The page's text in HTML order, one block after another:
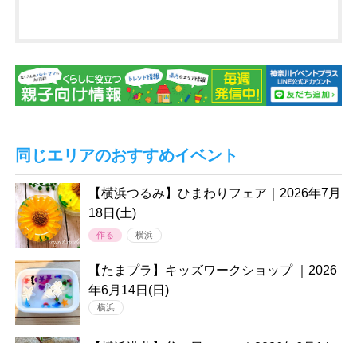
同じエリアのおすすめイベント
【横浜つるみ】ひまわりフェア｜2026年7月
18日(土)
作る 横浜
【たまプラ】キッズワークショップ ｜2026
年6月14日(日)
横浜